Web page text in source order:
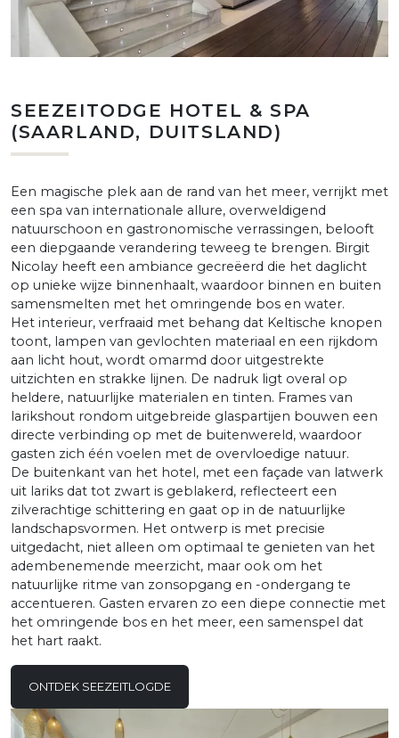
SEEZEITODGE HOTEL & SPA
(SAARLAND, DUITSLAND)
Een magische plek aan de rand van het meer, verrijkt met
een spa van internationale allure, overweldigend
natuurschoon en gastronomische verrassingen, belooft
een diepgaande verandering teweeg te brengen. Birgit
Nicolay heeft een ambiance gecreëerd die het daglicht
op unieke wijze binnenhaalt, waardoor binnen en buiten
samensmelten met het omringende bos en water.
Het interieur, verfraaid met behang dat Keltische knopen
toont, lampen van gevlochten materiaal en een rijkdom
aan licht hout, wordt omarmd door uitgestrekte
uitzichten en strakke lijnen. De nadruk ligt overal op
heldere, natuurlijke materialen en tinten. Frames van
larikshout rondom uitgebreide glaspartijen bouwen een
directe verbinding op met de buitenwereld, waardoor
gasten zich één voelen met de overvloedige natuur.
De buitenkant van het hotel, met een façade van latwerk
uit lariks dat tot zwart is geblakerd, reflecteert een
zilverachtige schittering en gaat op in de natuurlijke
landschapsvormen. Het ontwerp is met precisie
uitgedacht, niet alleen om optimaal te genieten van het
adembenemende meerzicht, maar ook om het
natuurlijke ritme van zonsopgang en -ondergang te
accentueren. Gasten ervaren zo een diepe connectie met
het omringende bos en het meer, een samenspel dat
het hart raakt.
ONTDEK SEEZEITLOGDE